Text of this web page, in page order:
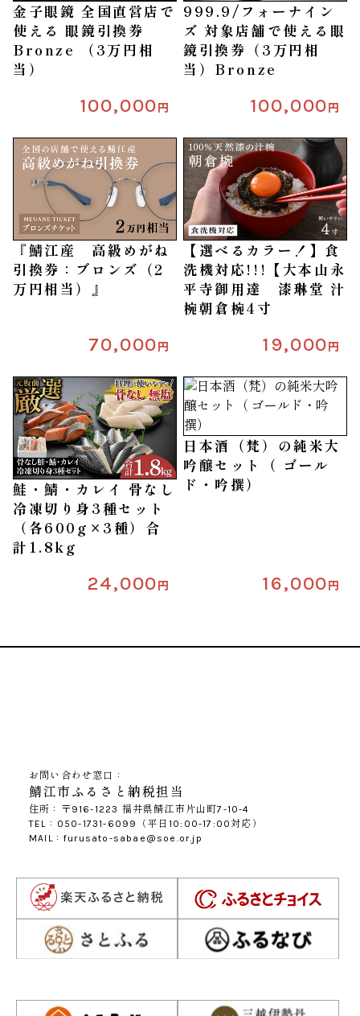
金子眼鏡 全国直営店で
使える 眼鏡引換券
Bronze （3万円相
当）
100,000円
999.9/フォーナイン
ズ 対象店舗で使える眼
鏡引換券（3万円相
当）Bronze
100,000円
『鯖江産 高級めがね
引換券：ブロンズ（2
万円相当）』
70,000円
【選べるカラー！】食
洗機対応!!!【大本山永
平寺御用達 漆琳堂 汁
椀朝倉椀4寸
19,000円
鮭・鯖・カレイ 骨なし
冷凍切り身3種セット
（各600g×3種）合
計1.8kg
24,000円
日本酒（梵）の純米大
吟醸セット（ ゴール
ド・吟撰）
16,000円
お問い合わせ窓口：
鯖江市ふるさと納税担当
住所：〒916-1223 福井県鯖江市片山町7-10-4
TEL：050-1731-6099（平日10:00-17:00対応）
MAIL：furusato-sabae@soe.or.jp